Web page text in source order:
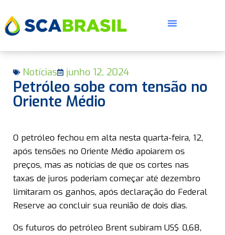
Notícias junho 12, 2024
Petróleo sobe com tensão no
Oriente Médio
O petróleo fechou em alta nesta quarta-feira, 12,
após tensões no Oriente Médio apoiarem os
preços, mas as notícias de que os cortes nas
taxas de juros poderiam começar até dezembro
limitaram os ganhos, após declaração do Federal
Reserve ao concluir sua reunião de dois dias.
Os futuros do petróleo Brent subiram US$ 0,68,